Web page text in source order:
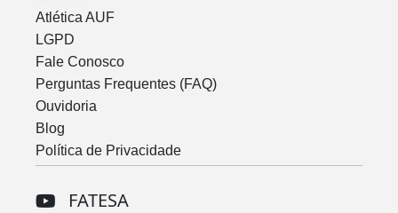
Atlética AUF
LGPD
Fale Conosco
Perguntas Frequentes (FAQ)
Ouvidoria
Blog
Política de Privacidade
FATESA